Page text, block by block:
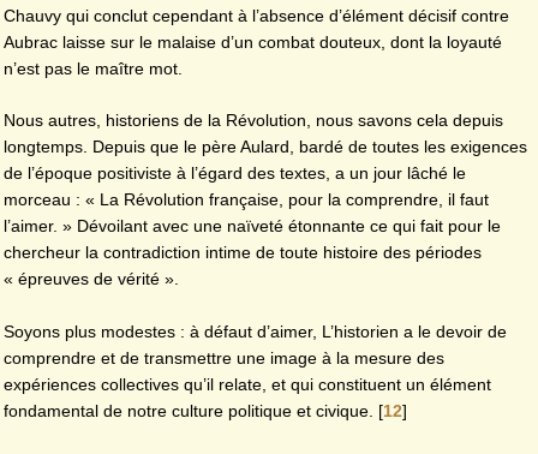
Chauvy qui conclut cependant à l’absence d’élément décisif contre
Aubrac laisse sur le malaise d’un combat douteux, dont la loyauté
n’est pas le maître mot.
Nous autres, historiens de la Révolution, nous savons cela depuis
longtemps. Depuis que le père Aulard, bardé de toutes les exigences
de l’époque positiviste à l’égard des textes, a un jour lâché le
morceau : « La Révolution française, pour la comprendre, il faut
l’aimer. » Dévoilant avec une naïveté étonnante ce qui fait pour le
chercheur la contradiction intime de toute histoire des périodes
« épreuves de vérité ».
Soyons plus modestes : à défaut d’aimer, L’historien a le devoir de
comprendre et de transmettre une image à la mesure des
expériences collectives qu’il relate, et qui constituent un élément
fondamental de notre culture politique et civique. [12]